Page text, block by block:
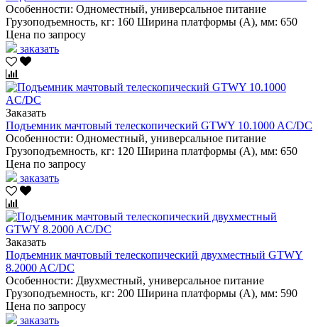
Особенности: Одноместный, универсальное питание
Грузоподъемность, кг: 160 Ширина платформы (А), мм: 650
Цена по запросу
заказать
Заказать
Подъемник мачтовый телескопический GTWY 10.1000 AC/DC
Особенности: Одноместный, универсальное питание
Грузоподъемность, кг: 120 Ширина платформы (А), мм: 650
Цена по запросу
заказать
Заказать
Подъемник мачтовый телескопический двухместный GTWY
8.2000 AC/DC
Особенности: Двухместный, универсальное питание
Грузоподъемность, кг: 200 Ширина платформы (А), мм: 590
Цена по запросу
заказать